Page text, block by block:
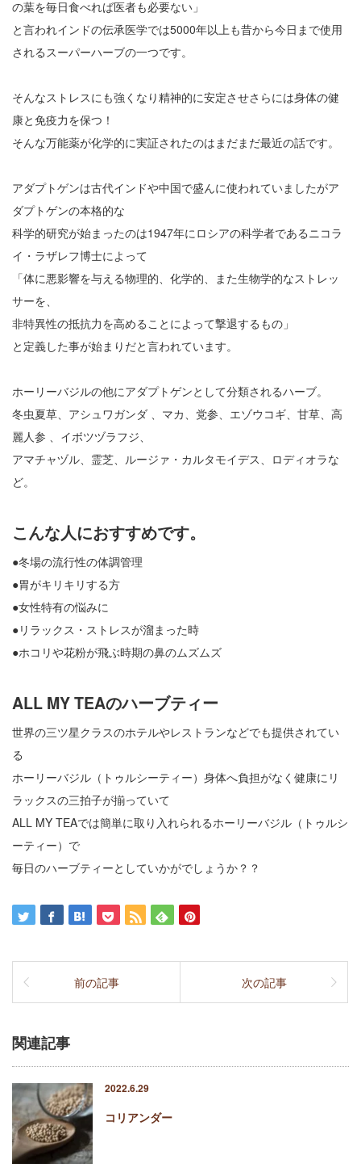
の葉を毎日食べれば医者も必要ない」
と言われインドの伝承医学では5000年以上も昔から今日まで使用
されるスーパーハーブの一つです。
そんなストレスにも強くなり精神的に安定させさらには身体の健
康と免疫力を保つ！
そんな万能薬が化学的に実証されたのはまだまだ最近の話です。
アダプトゲンは古代インドや中国で盛んに使われていましたがア
ダプトゲンの本格的な
科学的研究が始まったのは1947年にロシアの科学者であるニコラ
イ・ラザレフ博士によって
「体に悪影響を与える物理的、化学的、また生物学的なストレッ
サーを、
非特異性の抵抗力を高めることによって撃退するもの」
と定義した事が始まりだと言われています。
ホーリーバジルの他にアダプトゲンとして分類されるハーブ。
冬虫夏草、アシュワガンダ 、マカ、党参、エゾウコギ、甘草、高
麗人参 、イボツヅラフジ、
アマチャヅル、霊芝、ルージァ・カルタモイデス、ロディオラな
ど。
こんな人におすすめです。
●冬場の流行性の体調管理
●胃がキリキリする方
●女性特有の悩みに
●リラックス・ストレスが溜まった時
●ホコリや花粉が飛ぶ時期の鼻のムズムズ
ALL MY TEAのハーブティー
世界の三ツ星クラスのホテルやレストランなどでも提供されてい
る
ホーリーバジル（トゥルシーティー）身体へ負担がなく健康にリ
ラックスの三拍子が揃っていて
ALL MY TEAでは簡単に取り入れられるホーリーバジル（トゥルシ
ーティー）で
毎日のハーブティーとしていかがでしょうか？？
前の記事 次の記事
関連記事
2022.6.29
コリアンダー